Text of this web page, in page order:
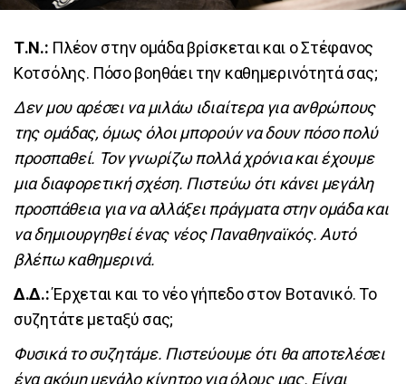
Τ.Ν.: Πλέον στην ομάδα βρίσκεται και ο Στέφανος
Κοτσόλης. Πόσο βοηθάει την καθημερινότητά σας;
Δεν μου αρέσει να μιλάω ιδιαίτερα για ανθρώπους
της ομάδας, όμως όλοι μπορούν να δουν πόσο πολύ
προσπαθεί. Τον γνωρίζω πολλά χρόνια και έχουμε
μια διαφορετική σχέση. Πιστεύω ότι κάνει μεγάλη
προσπάθεια για να αλλάξει πράγματα στην ομάδα και
να δημιουργηθεί ένας νέος Παναθηναϊκός. Αυτό
βλέπω καθημερινά.
Δ.Δ.:Έρχεται και το νέο γήπεδο στον Βοτανικό. Το
συζητάτε μεταξύ σας;
Φυσικά το συζητάμε. Πιστεύουμε ότι θα αποτελέσει
ένα ακόμη μεγάλο κίνητρο για όλους μας. Είναι